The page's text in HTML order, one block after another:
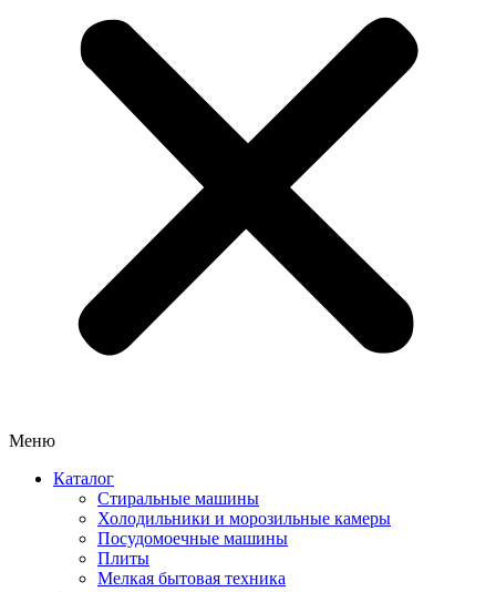
Меню
Каталог
Стиральные машины
Холодильники и морозильные камеры
Посудомоечные машины
Плиты
Мелкая бытовая техника